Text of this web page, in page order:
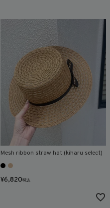
Mesh ribbon straw hat (kiharu select)
¥6,820税込